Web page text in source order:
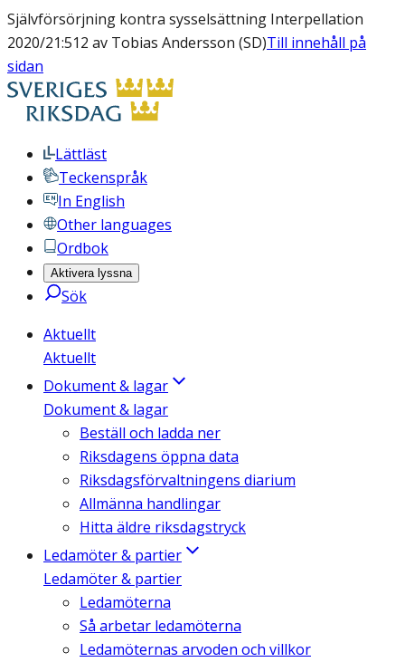
Självförsörjning kontra sysselsättning Interpellation
2020/21:512 av Tobias Andersson (SD)Till innehåll på
sidan
Lättläst
Teckenspråk
In English
Other languages
Ordbok
Aktivera lyssna
Sök
Aktuellt
Aktuellt
Dokument & lagar
Dokument & lagar
Beställ och ladda ner
Riksdagens öppna data
Riksdagsförvaltningens diarium
Allmänna handlingar
Hitta äldre riksdagstryck
Ledamöter & partier
Ledamöter & partier
Ledamöterna
Så arbetar ledamöterna
Ledamöternas arvoden och villkor